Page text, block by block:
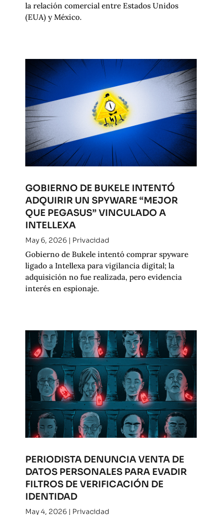
la relación comercial entre Estados Unidos
(EUA) y México.
GOBIERNO DE BUKELE INTENTÓ
ADQUIRIR UN SPYWARE “MEJOR
QUE PEGASUS” VINCULADO A
INTELLEXA
May 6, 2026| Privacidad
Gobierno de Bukele intentó comprar spyware
ligado a Intellexa para vigilancia digital; la
adquisición no fue realizada, pero evidencia
interés en espionaje.
PERIODISTA DENUNCIA VENTA DE
DATOS PERSONALES PARA EVADIR
FILTROS DE VERIFICACIÓN DE
IDENTIDAD
May 4, 2026| Privacidad